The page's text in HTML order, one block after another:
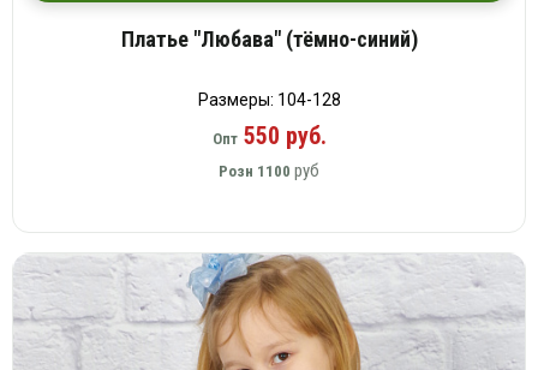
Платье "Любава" (тёмно-синий)
Размеры: 104-128
Опт550 руб.
Розн 1100 руб